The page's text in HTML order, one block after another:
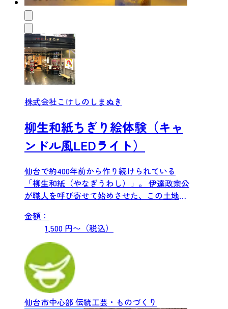
株式会社こけしのしまぬき
柳生和紙ちぎり絵体験（キャ
ンドル風LEDライト）
仙台で約400年前から作り続けられている
「柳生和紙（やなぎうわし）」。 伊達政宗公
が職人を呼び寄せて始めさせた、この土地な
金額：
1,500 円〜（税込）
仙台市中心部 伝統工芸・ものづくり